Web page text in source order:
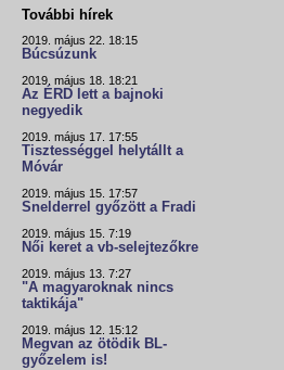
További hírek
2019. május 22. 18:15
Búcsúzunk
2019. május 18. 18:21
Az ÉRD lett a bajnoki
negyedik
2019. május 17. 17:55
Tisztességgel helytállt a
Móvár
2019. május 15. 17:57
Snelderrel győzött a Fradi
2019. május 15. 7:19
Női keret a vb-selejtezőkre
2019. május 13. 7:27
"A magyaroknak nincs
taktikája"
2019. május 12. 15:12
Megvan az ötödik BL-
győzelem is!